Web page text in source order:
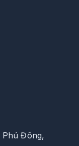
Phú Đông,